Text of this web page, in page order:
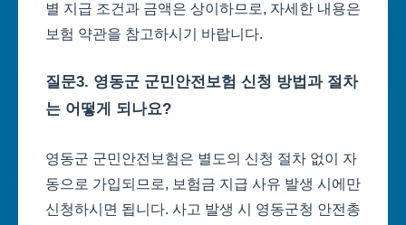
별 지급 조건과 금액은 상이하므로, 자세한 내용은
보험 약관을 참고하시기 바랍니다.
질문3. 영동군 군민안전보험 신청 방법과 절차
는 어떻게 되나요?
영동군 군민안전보험은 별도의 신청 절차 없이 자
동으로 가입되므로, 보험금 지급 사유 발생 시에만
신청하시면 됩니다. 사고 발생 시 영동군청 안전총